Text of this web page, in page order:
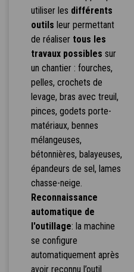
utiliser les différents
outils leur permettant
de réaliser tous les
travaux possibles sur
un chantier : fourches,
pelles, crochets de
levage, bras avec treuil,
pinces, godets porte-
matériaux, bennes
mélangeuses,
bétonnières, balayeuses,
épandeurs de sel, lames
chasse-neige.
Reconnaissance
automatique de
l'outillage: la machine
se configure
automatiquement après
avoir reconnu l’outil